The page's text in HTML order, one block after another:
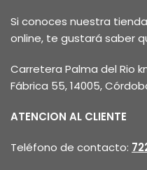
Si conoces nuestra
online, te gustará saber
Carretera Palma del Rio
Fábrica 55, 14005,
ATENCION AL CLIENTE
Teléfono de contacto: